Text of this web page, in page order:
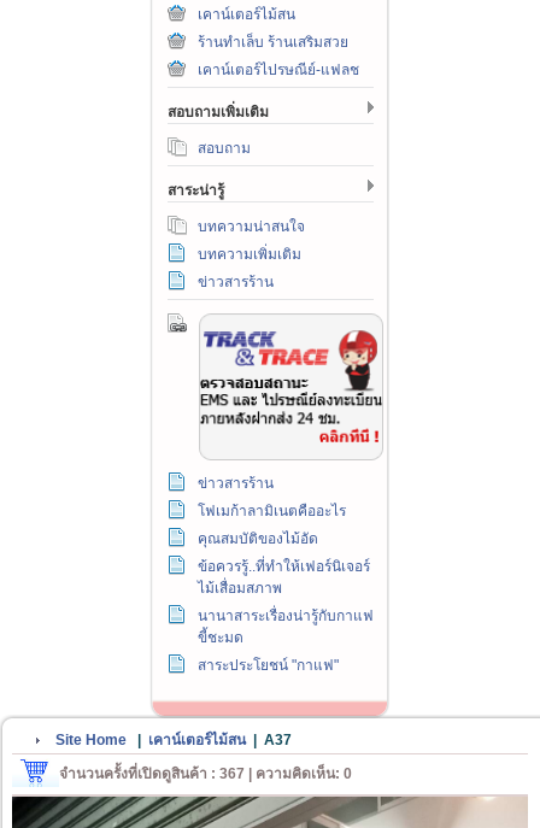
เคาน์เตอร์ไม้สน
ร้านทำเล็บ ร้านเสริมสวย
เคาน์เตอร์ไปรษณีย์-แฟลช
สอบถามเพิ่มเติม
สอบถาม
สาระน่ารู้
บทความน่าสนใจ
บทความเพิ่มเติม
ข่าวสารร้าน
ข่าวสารร้าน
โฟเมก้าลามิเนตคืออะไร
คุณสมบัติของไม้อัด
ข้อควรรู้..ที่ทำให้เฟอร์นิเจอร์
ไม้เสื่อมสภาพ
นานาสาระเรื่องน่ารู้กับกาแฟ
ขี้ชะมด
สาระประโยชน์ "กาแฟ"
Site Home เคาน์เตอร์ไม้สน| A37
จำนวนครั้งที่เปิดดูสินค้า : 367 | ความคิดเห็น: 0